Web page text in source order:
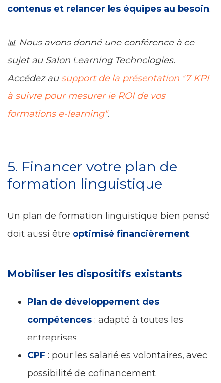
contenus et relancer les équipes au besoin.
📊 Nous avons donné une conférence à ce
sujet au Salon Learning Technologies.
Accédez au support de la présentation "7 KPI
à suivre pour mesurer le ROI de vos
formations e-learning".
5. Financer votre plan de
formation linguistique
Un plan de formation linguistique bien pensé
doit aussi être optimisé financièrement.
Mobiliser les dispositifs existants
Plan de développement des
compétences : adapté à toutes les
entreprises
CPF : pour les salarié·es volontaires, avec
possibilité de cofinancement